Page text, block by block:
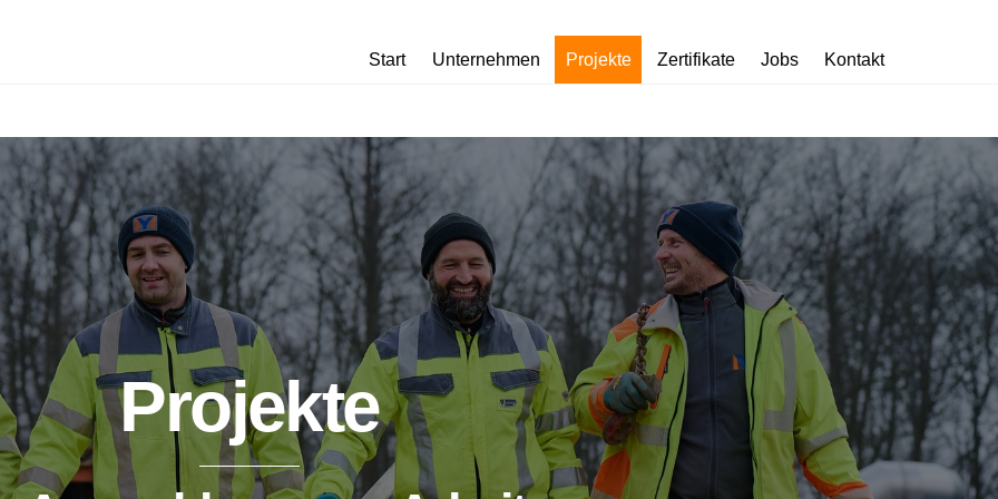
Start Unternehmen Projekte Zertifikate Jobs Kontakt
Projekte